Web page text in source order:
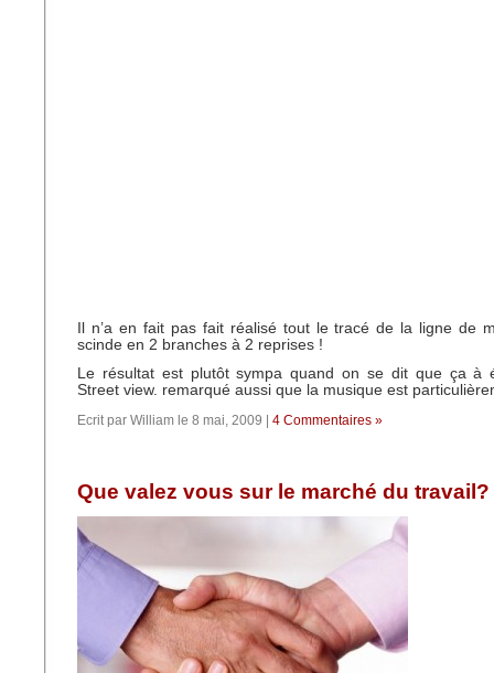
Il n’a en fait pas fait réalisé tout le tracé de la ligne de
scinde en 2 branches à 2 reprises !
Le résultat est plutôt sympa quand on se dit que ça à
Street view. remarqué aussi que la musique est
Ecrit par William le 8 mai, 2009 | 4 Commentaires »
Que valez vous sur le marché du travail?